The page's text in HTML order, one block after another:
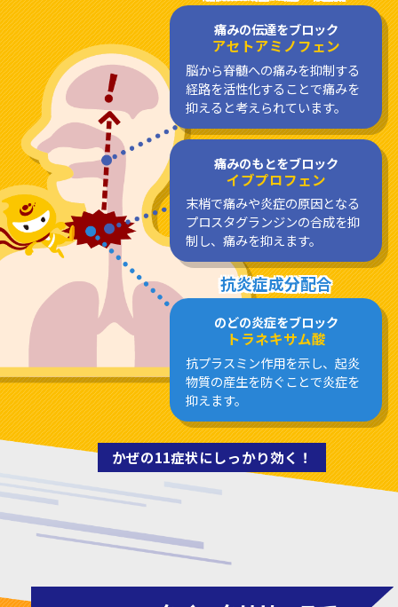
痛みの伝達をブロック
アセトアミノフェン
脳から脊髄への痛みを抑制する
経路を活性化することで痛みを
抑えると考えられています。
痛みのもとをブロック
イブプロフェン
末梢で痛みや炎症の原因となる
プロスタグランジンの合成を抑
制し、痛みを抑えます。
抗炎症成分配合
のどの炎症をブロック
トラネキサム酸
抗プラスミン作用を示し、起炎
物質の産生を防ぐことで炎症を
抑えます。
かぜの11症状にしっかり効く！